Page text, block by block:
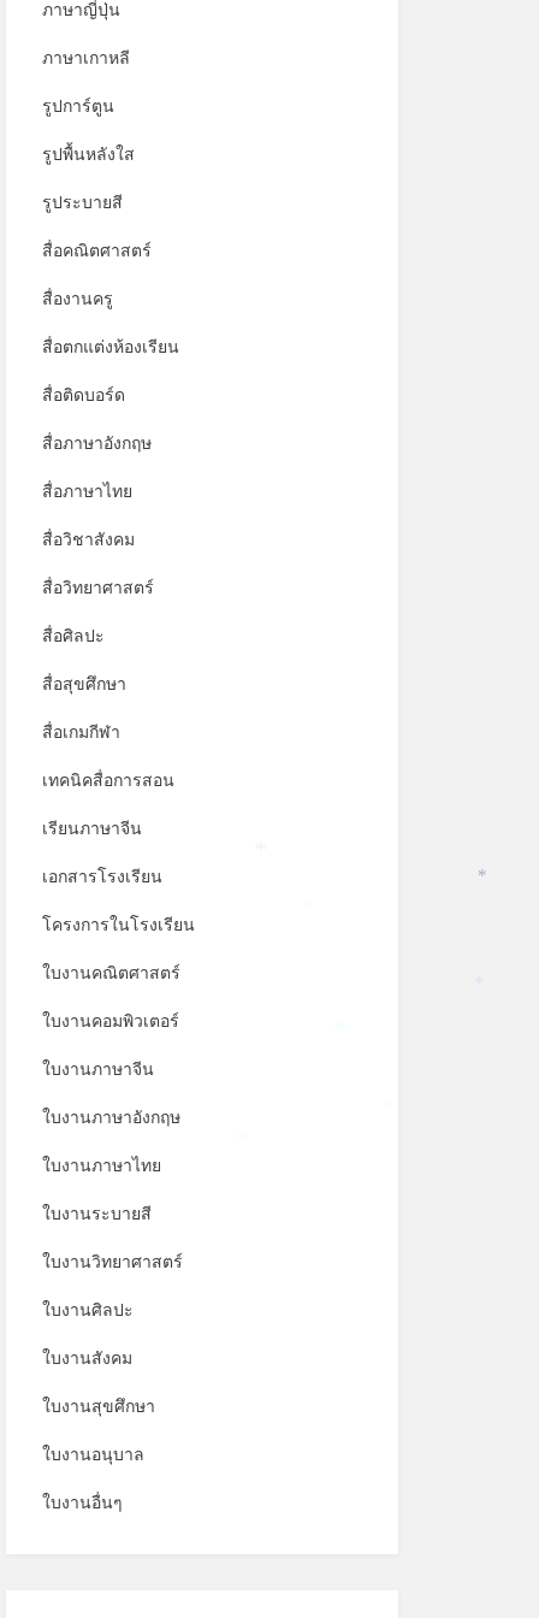
ภาษาญี่ปุ่น
ภาษาเกาหลี
รูปการ์ตูน
รูปพื้นหลังใส
รูประบายสี
สื่อคณิตศาสตร์
สื่องานครู
สื่อตกแต่งห้องเรียน
สื่อติดบอร์ด
สื่อภาษาอังกฤษ
สื่อภาษาไทย
สื่อวิชาสังคม
สื่อวิทยาศาสตร์
สื่อศิลปะ
สื่อสุขศึกษา
สื่อเกมกีฬา
เทคนิคสื่อการสอน
เรียนภาษาจีน
เอกสารโรงเรียน
โครงการในโรงเรียน
ใบงานคณิตศาสตร์
ใบงานคอมพิวเตอร์
ใบงานภาษาจีน
ใบงานภาษาอังกฤษ
ใบงานภาษาไทย
ใบงานระบายสี
ใบงานวิทยาศาสตร์
ใบงานศิลปะ
ใบงานสังคม
ใบงานสุขศึกษา
ใบงานอนุบาล
ใบงานอื่นๆ